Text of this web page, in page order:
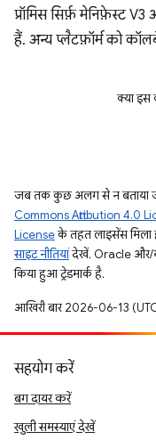
प्रॉमिस सिर्फ़ मेनिफ़ेस्ट
हैं. अन्य प्लैटफ़ॉर्म को
क्या इस
जब तक कुछ अलग से न बताया
Commons Attribution 4.0
Licenseके तहत लाइसेंस मिला
साइट नीतियांदेखें. Oracle और/
किया हुआ ट्रेडमार्क है.
आखिरी बार 2026-06-13
सहयोग करें
बग दायर करें
खुली समस्याएं देखें